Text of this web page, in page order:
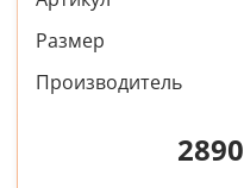
Размер
Производитель
2890